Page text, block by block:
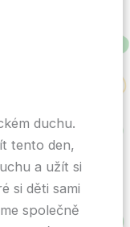
duchu.
tento den,
a užít si
si děti sami
společně